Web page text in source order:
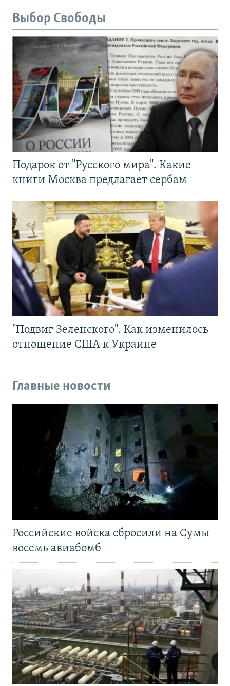
Выбор Свободы
Подарок от "Русского мира". Какие
книги Москва предлагает сербам
"Подвиг Зеленского". Как изменилось
отношение США к Украине
Главные новости
Российские войска сбросили на Сумы
восемь авиабомб